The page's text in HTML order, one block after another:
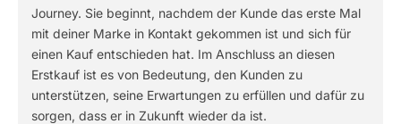
Journey. Sie beginnt, nachdem der Kunde das erste Mal
mit deiner Marke in Kontakt gekommen ist und sich für
einen Kauf entschieden hat. Im Anschluss an diesen
Erstkauf ist es von Bedeutung, den Kunden zu
unterstützen, seine Erwartungen zu erfüllen und dafür zu
sorgen, dass er in Zukunft wieder da ist.